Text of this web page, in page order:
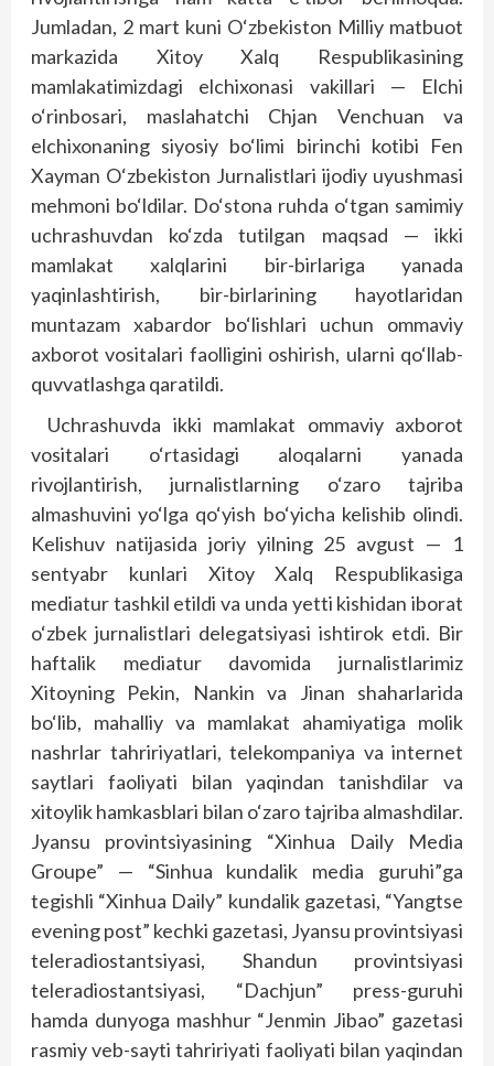
Jumladan, 2 mart kuni O‘zbekiston Milliy matbuot
markazida Xitoy Xalq Respublikasining
mamlakatimizdagi elchixonasi vakillari — Elchi
o‘rinbosari, maslahatchi Chjan Venchuan va
elchixonaning siyosiy bo‘limi birinchi kotibi Fen
Xayman O‘zbekiston Jurnalistlari ijodiy uyushmasi
mehmoni bo‘ldilar. Do‘stona ruhda o‘tgan samimiy
uchrashuvdan ko‘zda tutilgan maqsad — ikki
mamlakat xalqlarini bir-birlariga yanada
yaqinlashtirish, bir-birlarining hayotlaridan
muntazam xabardor bo‘lishlari uchun ommaviy
axborot vositalari faolligini oshirish, ularni qo‘llab-
quvvatlashga qaratildi.
Uchrashuvda ikki mamlakat ommaviy axborot
vositalari o‘rtasidagi aloqalarni yanada
rivojlantirish, jurnalistlarning o‘zaro tajriba
almashuvini yo‘lga qo‘yish bo‘yicha kelishib olindi.
Kelishuv natijasida joriy yilning 25 avgust — 1
sentyabr kunlari Xitoy Xalq Respublikasiga
mediatur tashkil etildi va unda yetti kishidan iborat
o‘zbek jurnalistlari delegatsiyasi ishtirok etdi. Bir
haftalik mediatur davomida jurnalistlarimiz
Xitoyning Pekin, Nankin va Jinan shaharlarida
bo‘lib, mahalliy va mamlakat ahamiyatiga molik
nashrlar tahririyatlari, telekompaniya va internet
saytlari faoliyati bilan yaqindan tanishdilar va
xitoylik hamkasblari bilan o‘zaro tajriba almashdilar.
Jyansu provintsiyasining “Xinhua Daily Media
Groupe” — “Sinhua kundalik media guruhi”ga
tegishli “Xinhua Daily” kundalik gazetasi, “Yangtse
evening post” kechki gazetasi, Jyansu provintsiyasi
teleradiostantsiyasi, Shandun provintsiyasi
teleradiostantsiyasi, “Dachjun” press-guruhi
hamda dunyoga mashhur “Jenmin Jibao” gazetasi
rasmiy veb-sayti tahririyati faoliyati bilan yaqindan